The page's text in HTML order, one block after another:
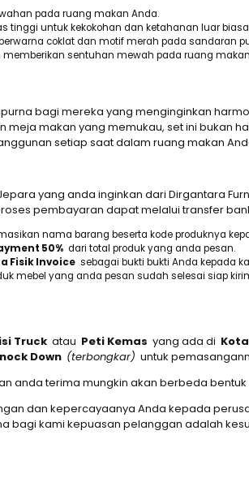
pada ruang makan Anda.
tinggi untuk kekokohan dan ketahanan luar
coklat dan motif merah pada sandaran
memberikan sentuhan mewah pada ruang
bagi mereka yang menginginkan
meja makan yang memukau, set ini bukan
setiap saat dalam ruang makan
yang anda inginkan dari Dirgantara
pembayaran dapat melalui transfer
nama barang beserta kode produknya
50% dari total produk yang anda pesan.
Fisik Invoice sebagai bukti bukti Anda kepada
mebel yang anda pesan sudah selesai siap
Truck atau Peti Kemas yang ada di
Down (terbongkar) untuk
anda terima mungkin akan berbeda
dan kepercayaanya Anda kepada
bagi kami kepuasan pelanggan adalah